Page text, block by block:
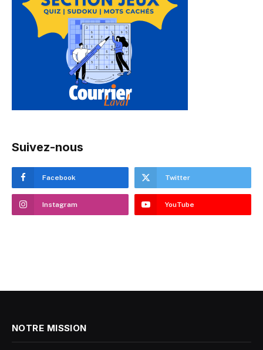
Suivez-nous
Facebook Twitter
Instagram YouTube
NOTRE MISSION